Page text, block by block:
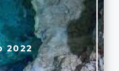
2022